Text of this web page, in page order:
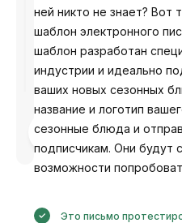
Разработано
ней никто не знает? Вот
шаблон электронного
шаблон разработан
индустрии и идеально
ваших новых сезонных
название и логотип
сезонные блюда и
подписчикам. Они будут
возможности
Это письмо